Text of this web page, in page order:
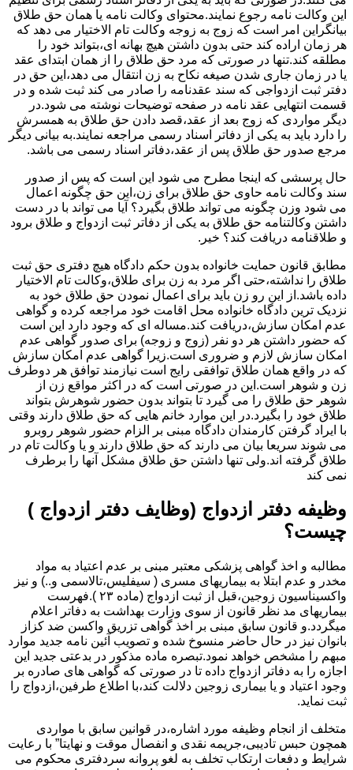
این وکالت نامه رجوع نمایند.محتوای وکالت نامه یا همان حق طلاق
بیانگراین امر است که زوج به زوجه وکالت تام الاختیار می دهد که
هر زمان اراده کند حتی بدون داشتن هیچ بهانه ای،بتواند خود را
مطلقه کند.تنها در صورتی که مرد حق طلاق را از همان ابتدای عقد
یا در زمان جاری شدن صیغه نکاح به زن انتقال می دهد،این حق در
دفتر ثبت ازدواجی که سند عقدنامه را صادر می کند ثبت شده و در
قسمت انتهایی عقد نامه در صفحه توضیحات نوشته می شود.در
دیگر مواردی که زوج بعد از عقد،قصد دادن حق طلاق به همسرش
را دارد باید به یکی از دفاتر اسناد رسمی مراجعه نمایند.به بیانی دیگر
مرجع صدور حق طلاق پس از عقد،دفاتر اسناد رسمی می باشد.
حال پرسشی که اینجا مطرح می شود این است که پس از صدور
سند وکالت نامه حاوی حق طلاق برای زن،این حق چگونه اعمال
می شود وزن چگونه می تواند طلاق بگیرد؟ آیا می تواند با در دست
داشتن وکالتنامه حق طلاق به یکی از دفاتر ثبت ازدواج و طلاق برود
و طلاقنامه دریافت کند؟ خیر.
مطابق قانون حمایت خانواده بدون حکم دادگاه هیچ دفتری حق ثبت
طلاق را نداشته،حتی اگر مرد به زن برای طلاق،وکالت تام الاختیار
داده باشد.از این رو زن باید برای اعمال نمودن حق طلاق خود به
نزدیک ترین دادگاه خانواده محل اقامت خود مراجعه کرده و گواهی
عدم امکان سازش،دریافت کند.مساله ای که وجود دارد این است
که حضور داشتن هر دو نفر (زوج و زوجه) برای صدور گواهی عدم
امکان سازش لازم و ضروری است.زیرا گواهی عدم امکان سازش
که در واقع همان طلاق توافقی رایج است نیازمند توافق هر دوطرف
زن و شوهر است.این در صورتی است که در اکثر مواقع زن از
شوهر حق طلاق را می گیرد تا بتواند بدون حضور شوهرش بتواند
طلاق خود را بگیرد.در این موارد خانم هایی که حق طلاق دارند وقتی
با ایراد گرفتن کارمندان دادگاه مبنی بر الزام حضور شوهر روبرو
می شوند سریعا بیان می دارند که حق طلاق دارند و یا وکالت تام در
طلاق گرفته اند.ولی تنها داشتن حق طلاق مشکل آنها را برطرف
نمی کند
وظیفه دفتر ازدواج (وظایف دفتر ازدواج )
چیست؟
مطالبه و اخذ گواهی پزشکی معتبر مبنی بر عدم اعتیاد به مواد
مخدر و عدم ابتلا به بیماریهای مسری ( سیفلیس،تالاسمی و..) و نیز
واکسیناسیون زوجین،قبل از ثبت ازدواج (ماده ۲۳ ).فهرست
بیماریهای مد نظر قانون از سوی وزارت بهداشت به دفاتر اعلام
میگردد.و قانون سابق مبنی بر اخذ گواهی تزریق واکسن ضد کزاز
بانوان نیز در حال حاضر منسوخ شده و تصویب آئین نامه جدید موارد
مبهم را مشخص خواهد نمود.تبصره ماده مذکور در بدعتی جدید این
اجازه را به دفاتر ازدواج داده تا در صورتی که گواهی های صادره بر
وجود اعتیاد و یا بیماری زوجین دلالت کند،با اطلاع طرفین،ازدواج را
ثبت نماید.
متخلف از انجام وظیفه مورد اشاره،در قوانین سابق با مواردی
همچون حبس تادیبی،جریمه نقدی و انفصال موقت و نهایتا” با رعایت
شرایط و دفعات ارتکاب تخلف به لغو پروانه سردفتری محکوم می